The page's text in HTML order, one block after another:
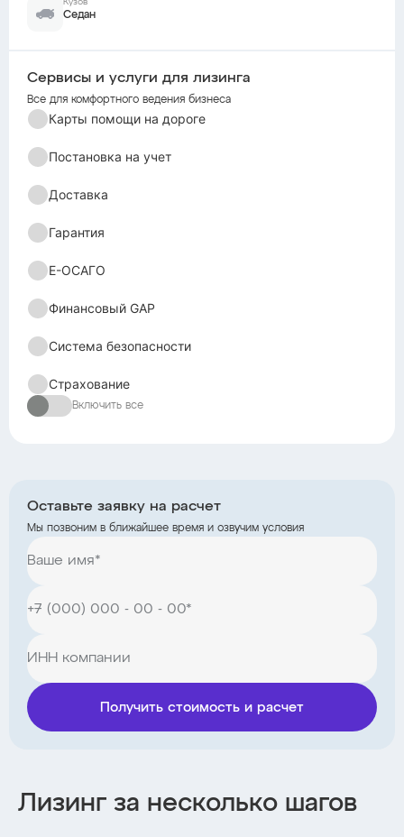
Кузов
Седан
Сервисы и услуги для лизинга
Все для комфортного ведения бизнеса
Карты помощи на дороге
Постановка на учет
Доставка
Гарантия
Е-ОСАГО
Финансовый GAP
Система безопасности
Страхование
Включить все
Оставьте заявку на расчет
Мы позвоним в ближайшее время и озвучим условия
Получить стоимость и расчет
Лизинг за несколько шагов